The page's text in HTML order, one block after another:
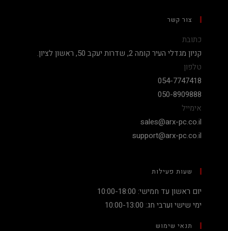
צור קשר
כתובת
קניון מגדלי העיר קומה 2, שדרות יעקב 50, ראשון לציון.
טלפון
054-7747418
050-8909888
אימייל
sales@arx-pc.co.il
support@arx-pc.co.il
שעות פעילות
יום ראשון עד חמישי: 10:00-18:00
ימי שישי וערבי חג: 10:00-13:00
תנאי שימוש